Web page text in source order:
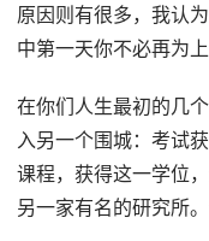
原因则有很多，我认
中第一天你不必再为
在你们人生最初的几
入另一个围城：考试
课程，获得这一学位
另一家有名的研究所